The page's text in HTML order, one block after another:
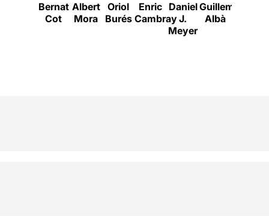
Bernat
Cot
Albert
Mora
Oriol
Burés
Enric
Cambray
Daniel
J.
Meyer
Guillem
Albà
Victòria